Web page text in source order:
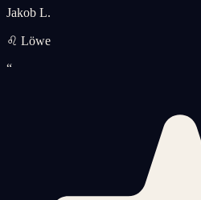
Jakob L.
♌ Löwe
“